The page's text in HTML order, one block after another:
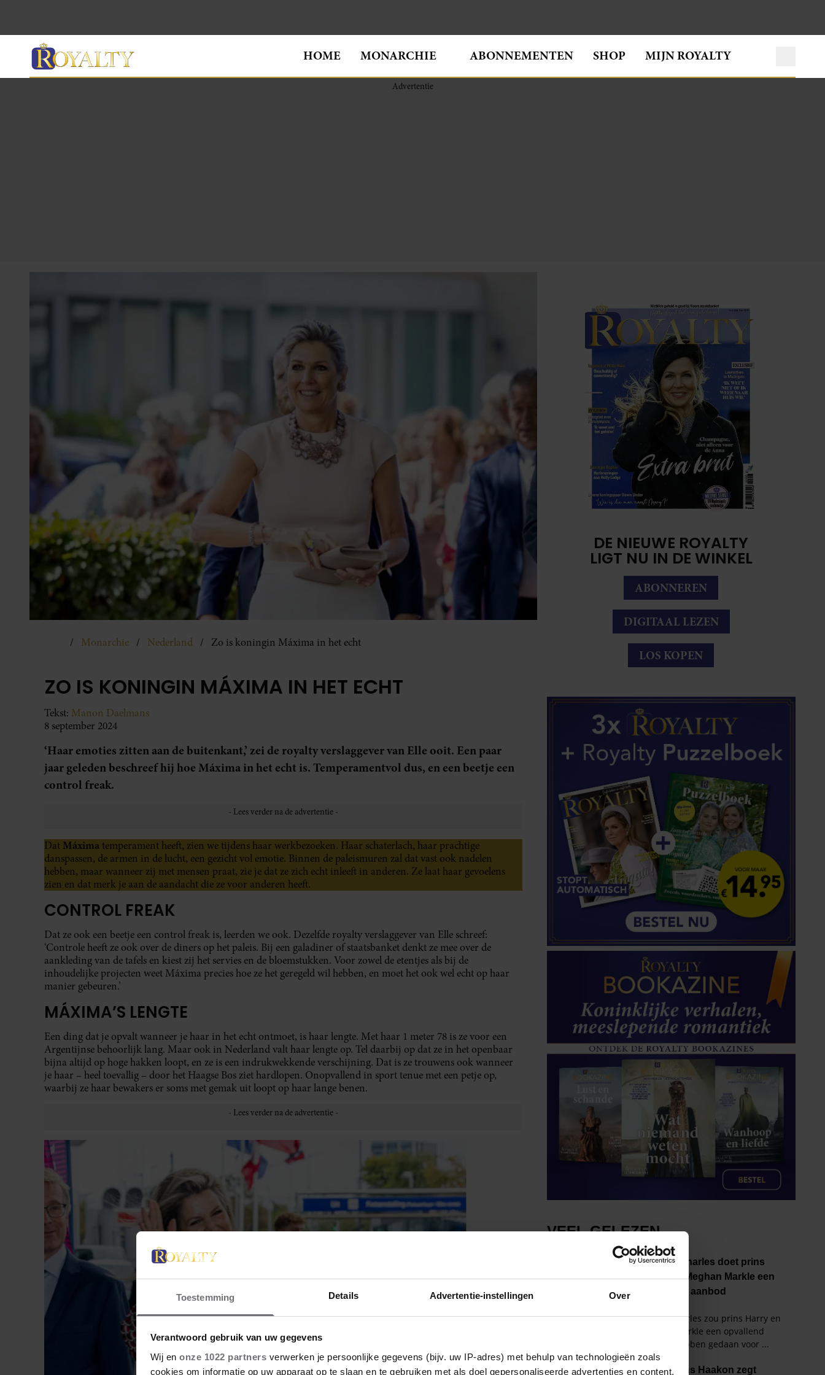
Toestemming Details Advertentie-instellingen Over
Verantwoord gebruik van uw gegevens
Wij en onze 1022 partners verwerken je persoonlijke gegevens (bijv. uw IP-adres) met behulp van technologieën zoals
cookies om informatie op uw apparaat op te slaan en te gebruiken met als doel gepersonaliseerde advertenties en content,
HOME MONARCHIE ABONNEMENTEN SHOP MIJN ROYALTY
Monarchie Nederland Zo is koningin Máxima in het echt
ZO IS KONINGIN MÁXIMA IN HET ECHT
Tekst: Manon Daelmans
8 september 2024
‘Haar emoties zitten aan de buitenkant,’ zei de royalty verslaggever van Elle ooit. Een paar
jaar geleden beschreef hij hoe Máxima in het echt is. Temperamentvol dus, en een beetje een
control freak.
Dat Máxima temperament heeft, zien we tijdens haar werkbezoeken. Haar schaterlach, haar prachtige
danspassen, de armen in de lucht, een gezicht vol emotie. Binnen de paleismuren zal dat vast ook nadelen
hebben, maar wanneer zij met mensen praat, zie je dat ze zich echt inleeft in anderen. Ze laat haar gevoelens
zien en dat merk je aan de aandacht die ze voor anderen heeft.
CONTROL FREAK
Dat ze ook een beetje een control freak is, leerden we ook. Dezelfde royalty verslaggever van Elle schreef:
‘Controle heeft ze ook over de diners op het paleis. Bij een galadiner of staatsbanket denkt ze mee over de
aankleding van de tafels en kiest zij het servies en de bloemstukken. Voor zowel de etentjes als bij de
inhoudelijke projecten weet Máxima precies hoe ze het geregeld wil hebben, en moet het ook wel echt op haar
manier gebeuren.’
MÁXIMA’S LENGTE
Een ding dat je opvalt wanneer je haar in het echt ontmoet, is haar lengte. Met haar 1 meter 78 is ze voor een
Argentijnse behoorlijk lang. Maar ook in Nederland valt haar lengte op. Tel daarbij op dat ze in het openbaar
bijna altijd op hoge hakken loopt, en ze is een indrukwekkende verschijning. Dat is ze trouwens ook wanneer
je haar – heel toevallig – door het Haagse Bos ziet hardlopen. Onopvallend in sport tenue met een petje op,
waarbij ze haar bewakers er soms met gemak uit loopt op haar lange benen.
DE NIEUWE ROYALTY
LIGT NU IN DE WINKEL
ABONNEREN
DIGITAAL LEZEN
LOS KOPEN